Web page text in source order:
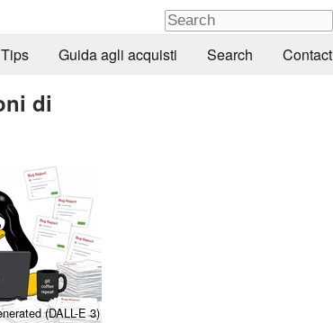
Guida agli acquisti Search Contact
di
(DALL-E 3)